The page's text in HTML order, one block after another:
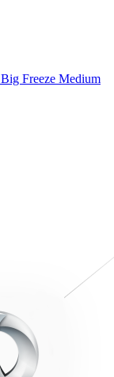
Freeze Medium